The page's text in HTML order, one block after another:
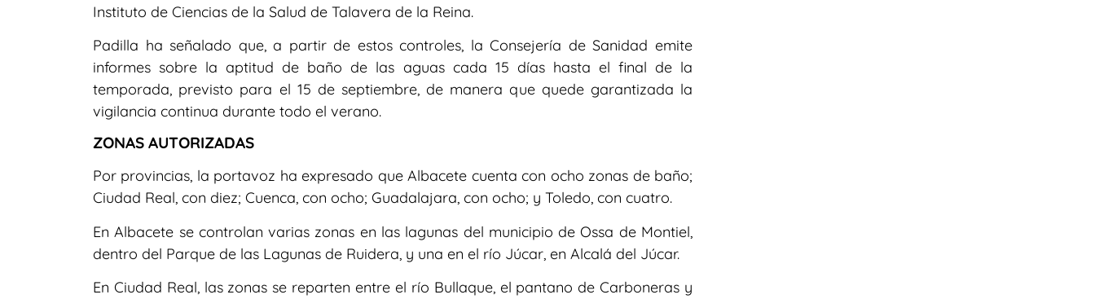
Instituto de Ciencias de la Salud de Talavera de la Reina.
Padilla ha señalado que, a partir de estos controles, la Consejería de Sanidad emite
informes sobre la aptitud de baño de las aguas cada 15 días hasta el final de la
temporada, previsto para el 15 de septiembre, de manera que quede garantizada la
vigilancia continua durante todo el verano.
ZONAS AUTORIZADAS
Por provincias, la portavoz ha expresado que Albacete cuenta con ocho zonas de baño;
Ciudad Real, con diez; Cuenca, con ocho; Guadalajara, con ocho; y Toledo, con cuatro.
En Albacete se controlan varias zonas en las lagunas del municipio de Ossa de Montiel,
dentro del Parque de las Lagunas de Ruidera, y una en el río Júcar, en Alcalá del Júcar.
En Ciudad Real, las zonas se reparten entre el río Bullaque, el pantano de Carboneras y